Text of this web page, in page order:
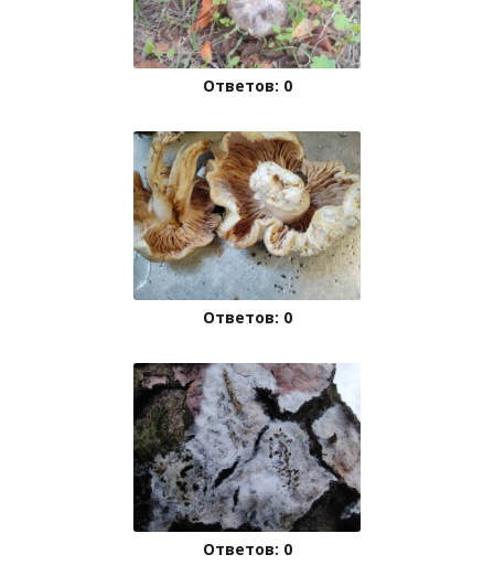
Ответов: 0
Ответов: 0
Ответов: 0